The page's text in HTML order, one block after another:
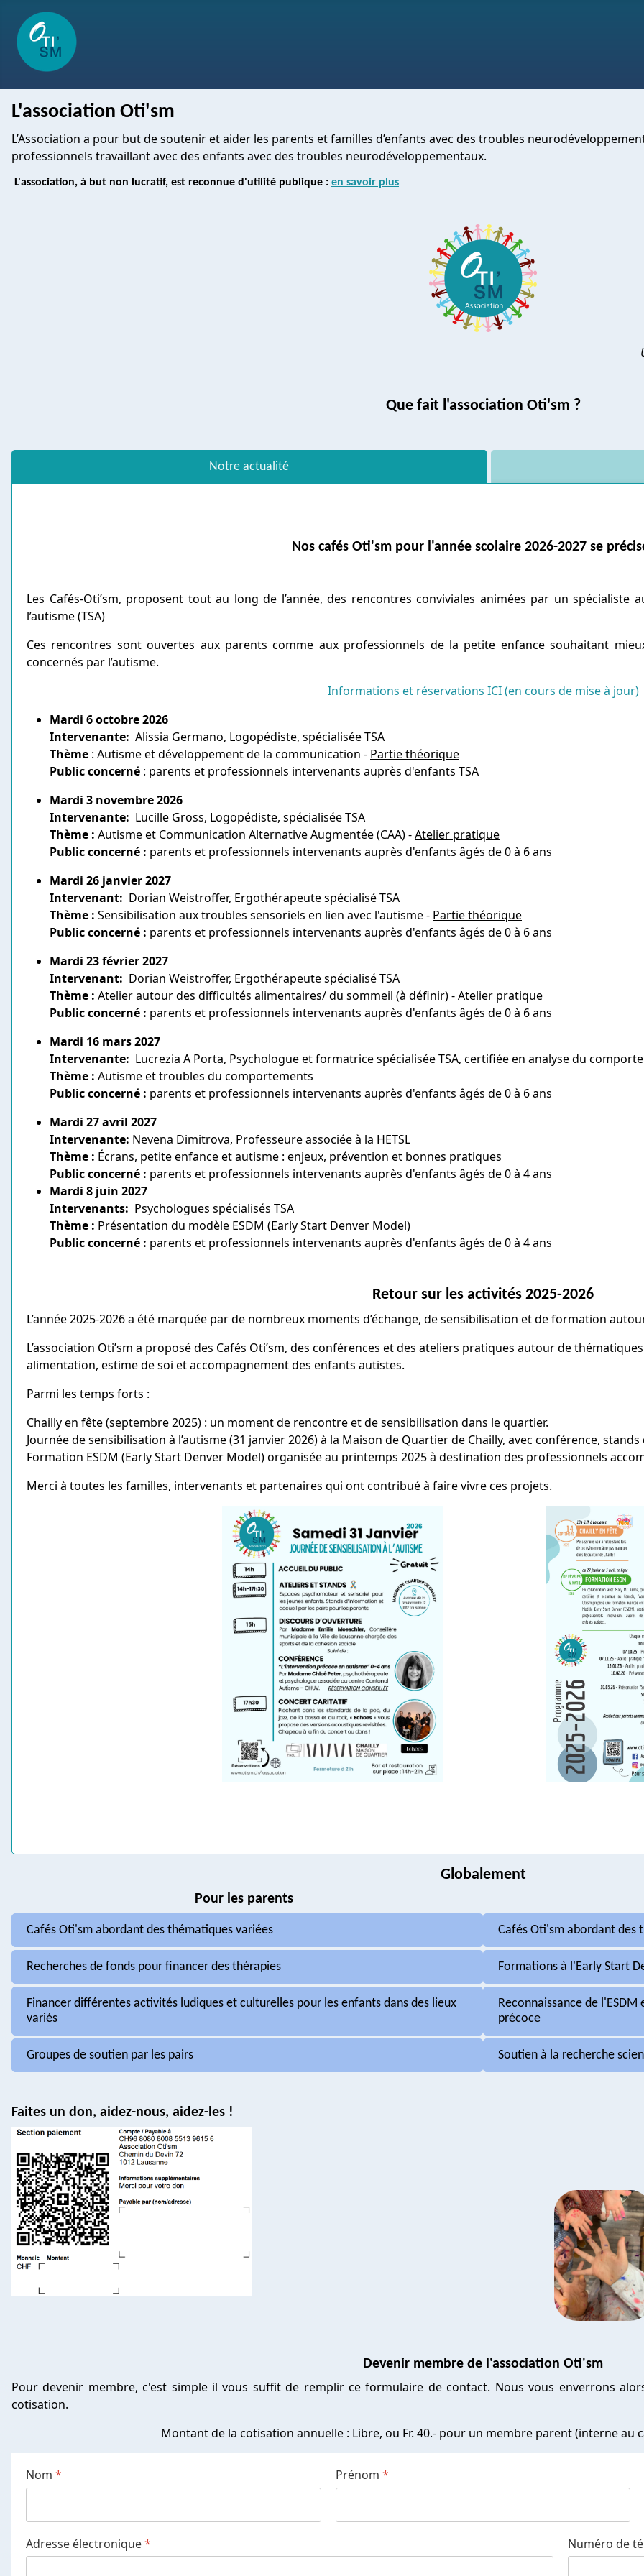
L'association Oti'sm
L’Association a pour but de soutenir et aider les parents et familles d’enfants avec des troubles
professionnels travaillant avec des enfants avec des troubles neurodéveloppementaux.
L'association, à but non lucratif, est reconnue d'utilité publique : en savoir plus
Que fait l'association Oti'sm ?
Notre actualité
Nos cafés Oti'sm pour l'année scolaire 2026-2027 se
Les Cafés-Oti’sm, proposent tout au long de l’année, des rencontres conviviales animées par un
l’autisme (TSA)
Ces rencontres sont ouvertes aux parents comme aux professionnels de la petite enfance souhaitant
concernés par l’autisme.
Informations et réservations ICI (en cours de mise à jour)
Mardi 6 octobre 2026
Intervenante: Alissia Germano, Logopédiste, spécialisée TSA
Thème : Autisme et développement de la communication - Partie théorique
Public concerné : parents et professionnels intervenants auprès d'enfants TSA
Mardi 3 novembre 2026
Intervenante: Lucille Gross, Logopédiste, spécialisée TSA
Thème : Autisme et Communication Alternative Augmentée (CAA) -Atelier pratique
Public concerné : parents et professionnels intervenants auprès d'enfants âgés de 0 à 6 ans
Mardi 26 janvier 2027
Intervenant: Dorian Weistroffer, Ergothérapeute spécialisé TSA
Thème : Sensibilisation aux troubles sensoriels en lien avec l'autisme - Partie théorique
Public concerné : parents et professionnels intervenants auprès d'enfants âgés de 0 à 6 ans
Mardi 23 février 2027
Intervenant: Dorian Weistroffer, Ergothérapeute spécialisé TSA
Thème : Atelier autour des difficultés alimentaires/ du sommeil (à définir) -Atelier pratique
Public concerné : parents et professionnels intervenants auprès d'enfants âgés de 0 à 6 ans
Mardi 16 mars 2027
Intervenante: Lucrezia A Porta, Psychologue et formatrice spécialisée TSA, certifiée en analyse du
Thème : Autisme et troubles du comportements
Public concerné : parents et professionnels intervenants auprès d'enfants âgés de 0 à 6 ans
Mardi 27 avril 2027
Intervenante: Nevena Dimitrova, Professeure associée à la HETSL
Thème : Écrans, petite enfance et autisme : enjeux, prévention et bonnes pratiques
Public concerné : parents et professionnels intervenants auprès d'enfants âgés de 0 à 4 ans
Mardi 8 juin 2027
Intervenants: Psychologues spécialisés TSA
Thème : Présentation du modèle ESDM (Early Start Denver Model)
Public concerné : parents et professionnels intervenants auprès d'enfants âgés de 0 à 4 ans
Retour sur les activités 2025-2026
L’année 2025-2026 a été marquée par de nombreux moments d’échange, de sensibilisation et de formation
L’association Oti’sm a proposé des Cafés Oti’sm, des conférences et des ateliers pratiques autour de
alimentation, estime de soi et accompagnement des enfants autistes.
Parmi les temps forts :
Chailly en fête (septembre 2025) : un moment de rencontre et de sensibilisation dans le quartier.
Journée de sensibilisation à l’autisme (31 janvier 2026) à la Maison de Quartier de Chailly, avec conférence,
Formation ESDM (Early Start Denver Model) organisée au printemps 2025 à destination des professionnels
Merci à toutes les familles, intervenants et partenaires qui ont contribué à faire vivre ces projets.
Globalement
Pour les parents
Cafés Oti'sm abordant des thématiques variées
Recherches de fonds pour financer des thérapies
Financer différentes activités ludiques et culturelles pour les enfants dans des lieux
variés
Groupes de soutien par les pairs
Cafés Oti'sm abordant des
Formations à l'Early Start
Reconnaissance de
précoce
Soutien à la recherche
Faites un don, aidez-nous, aidez-les !
Devenir membre de l'association Oti'sm
Pour devenir membre, c'est simple il vous suffit de remplir ce formulaire de contact. Nous vous enverrons
cotisation.
Montant de la cotisation annuelle : Libre, ou Fr. 40.- pour un membre parent (interne au
Nom * Prénom *
Adresse électronique* Numéro de